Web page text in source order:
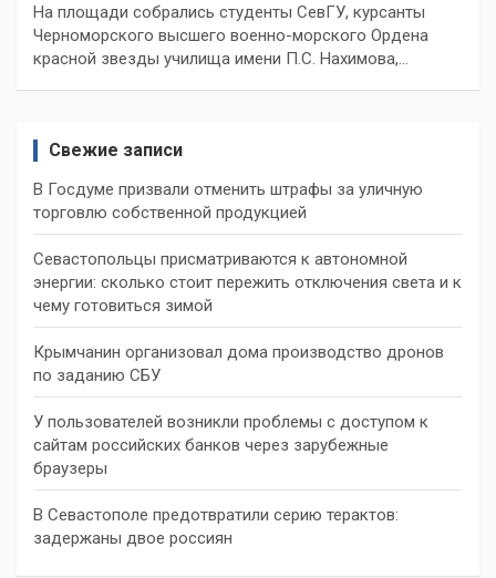
На площади собрались студенты СевГУ, курсанты
Черноморского высшего военно-морского Ордена
красной звезды училища имени П.С. Нахимова,…
Свежие записи
В Госдуме призвали отменить штрафы за уличную
торговлю собственной продукцией
Севастопольцы присматриваются к автономной
энергии: сколько стоит пережить отключения света и к
чему готовиться зимой
Крымчанин организовал дома производство дронов
по заданию СБУ
У пользователей возникли проблемы с доступом к
сайтам российских банков через зарубежные
браузеры
В Севастополе предотвратили серию терактов:
задержаны двое россиян